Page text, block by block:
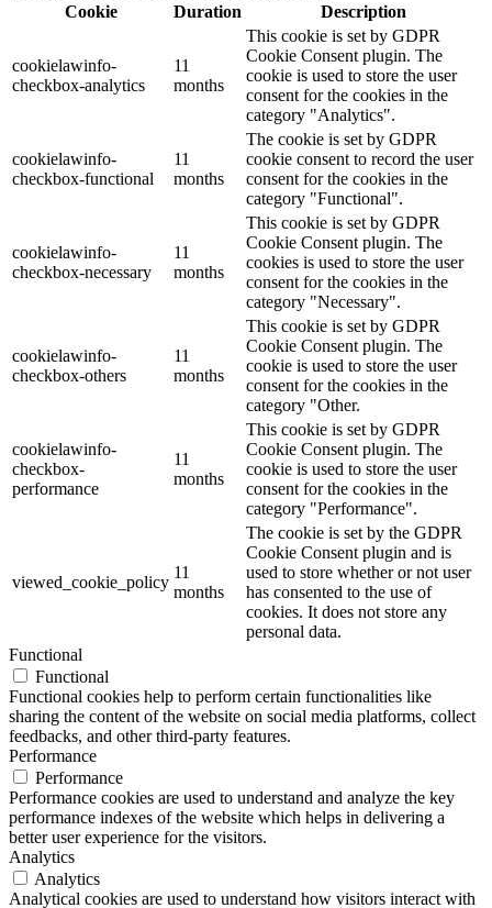
Cookie
Duration Description
cookielawinfo-
checkbox-analytics
11
months
This cookie is set by GDPR
Cookie Consent plugin. The
cookie is used to store the user
consent for the cookies in the
category "Analytics".
cookielawinfo-
checkbox-functional
11
months
The cookie is set by GDPR
cookie consent to record the user
consent for the cookies in the
category "Functional".
cookielawinfo-
checkbox-necessary
11
months
This cookie is set by GDPR
Cookie Consent plugin. The
cookies is used to store the user
consent for the cookies in the
category "Necessary".
cookielawinfo-
checkbox-others
11
months
This cookie is set by GDPR
Cookie Consent plugin. The
cookie is used to store the user
consent for the cookies in the
category "Other.
cookielawinfo-
checkbox-
performance
11
months
This cookie is set by GDPR
Cookie Consent plugin. The
cookie is used to store the user
consent for the cookies in the
category "Performance".
viewed_cookie_policy
11
months
The cookie is set by the GDPR
Cookie Consent plugin and is
used to store whether or not user
has consented to the use of
cookies. It does not store any
personal data.
Functional
Functional
Functional cookies help to perform certain functionalities like
sharing the content of the website on social media platforms, collect
feedbacks, and other third-party features.
Performance
Performance
Performance cookies are used to understand and analyze the key
performance indexes of the website which helps in delivering a
better user experience for the visitors.
Analytics
Analytics
Analytical cookies are used to understand how visitors interact with